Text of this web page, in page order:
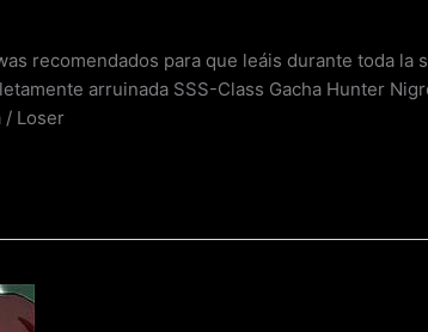
recomendados para que leáis durante toda la
arruinada SSS-Class Gacha Hunter
Loser